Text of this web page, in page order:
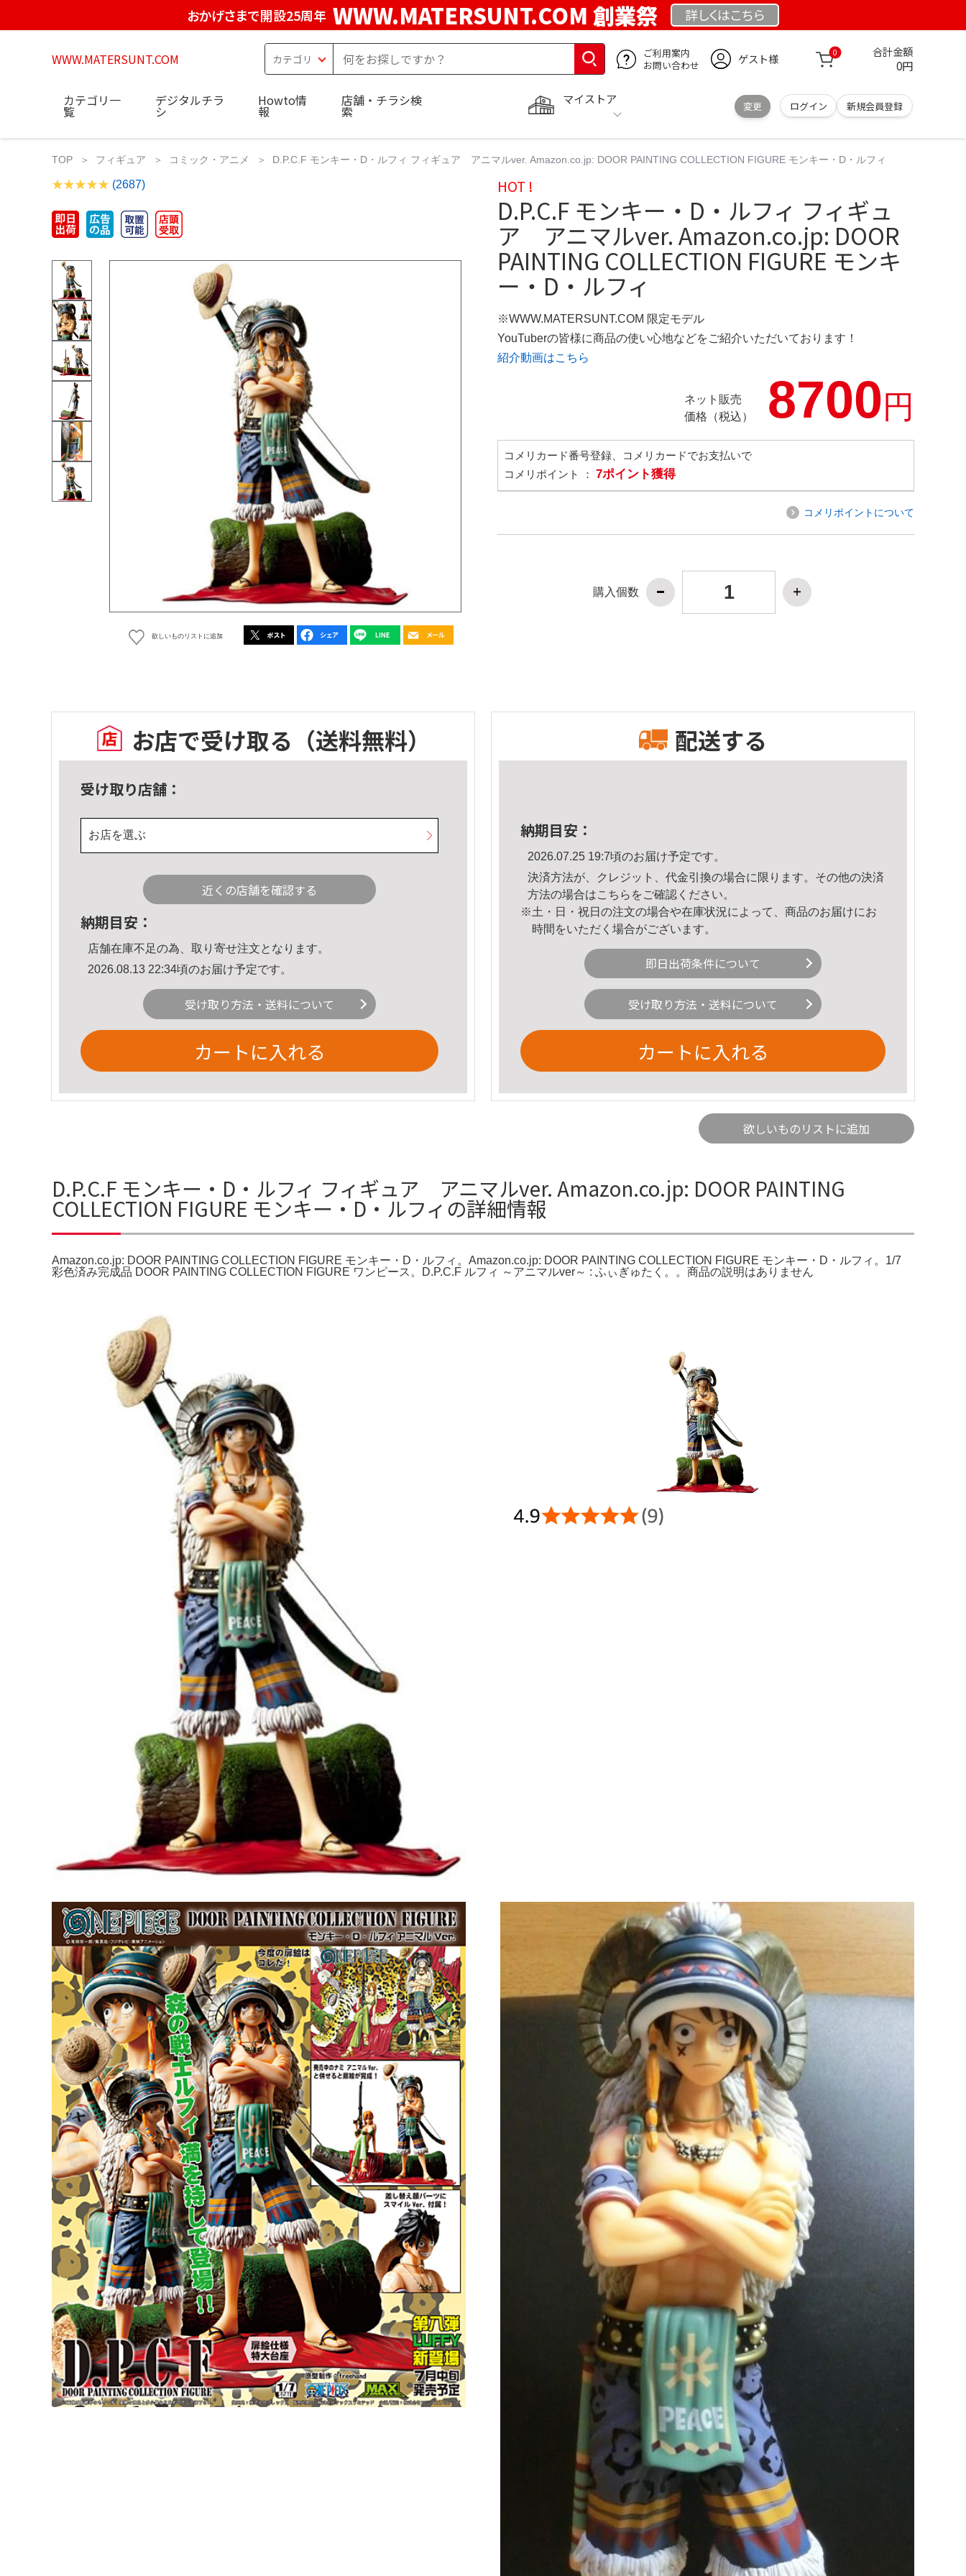
おかげさまで開設25周年 WWW.MATERSUNT.COM 創業祭 詳しくはこちら
WWW.MATERSUNT.COM
ご利用案内
お問い合わせ
ゲスト様 0 合計金額
0円
マイストア
変更 ログイン 新規会員登録
カテゴリ一
覧
デジタルチラ
シ
Howto情
報
店舗・チラシ検
索
TOP フィギュア コミック・アニメ D.P.C.F モンキー・D・ルフィ フィギュア アニマルver. Amazon.co.jp: DOOR PAINTING COLLECTION FIGURE モンキー・D・ルフィ
(2687)
欲しいものリストに追加
HOT !
D.P.C.F モンキー・D・ルフィ フィギュ
ア アニマルver. Amazon.co.jp: DOOR
PAINTING COLLECTION FIGURE モンキ
ー・D・ルフィ
※WWW.MATERSUNT.COM 限定モデル
YouTuberの皆様に商品の使い心地などをご紹介いただいております！
紹介動画はこちら
ネット販売
価格（税込）
8700円
コメリカード番号登録、コメリカードでお支払いで
コメリポイント ： 7ポイント獲得
コメリポイントについて
購入個数
お店で受け取る （送料無料）
受け取り店舗：
お店を選ぶ
近くの店舗を確認する
納期目安：
店舗在庫不足の為、取り寄せ注文となります。
2026.08.13 22:34頃のお届け予定です。
受け取り方法・送料について
カートに入れる
配送する
納期目安：
2026.07.25 19:7頃のお届け予定です。
決済方法が、クレジット、代金引換の場合に限ります。その他の決済
方法の場合はこちら をご確認ください。
※土・日・祝日の注文の場合や在庫状況によって、商品のお届けにお
時間をいただく場合がございます。
即日出荷条件について
受け取り方法・送料について
カートに入れる
欲しいものリストに追加
D.P.C.F モンキー・D・ルフィ フィギュア アニマルver. Amazon.co.jp: DOOR PAINTING
COLLECTION FIGURE モンキー・D・ルフィの詳細情報
Amazon.co.jp: DOOR PAINTING COLLECTION FIGURE モンキー・D・ルフィ。Amazon.co.jp: DOOR PAINTING COLLECTION FIGURE モンキー・D・ルフィ。1/7
彩色済み完成品 DOOR PAINTING COLLECTION FIGURE ワンピース。D.P.C.F ルフィ ～アニマルver～ : ふぃぎゅたく。。商品の説明はありません